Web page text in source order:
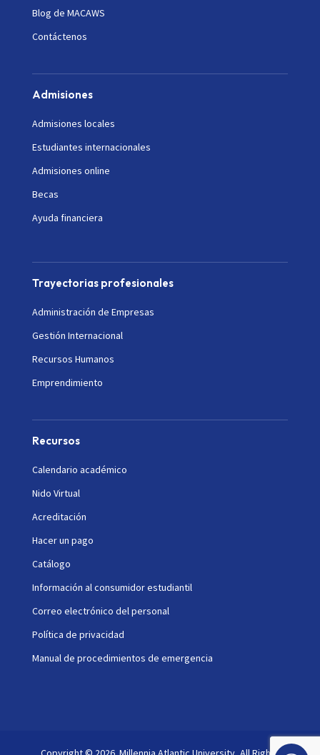
Blog de MACAWS
Contáctenos
Admisiones
Admisiones locales
Estudiantes internacionales
Admisiones online
Becas
Ayuda financiera
Trayectorias profesionales
Administración de Empresas
Gestión Internacional
Recursos Humanos
Emprendimiento
Recursos
Calendario académico
Nido Virtual
Acreditación
Hacer un pago
Catálogo
Información al consumidor estudiantil
Correo electrónico del personal
Política de privacidad
Manual de procedimientos de emergencia